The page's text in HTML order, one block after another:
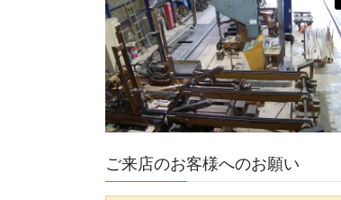
ご来店のお客様へのお願い